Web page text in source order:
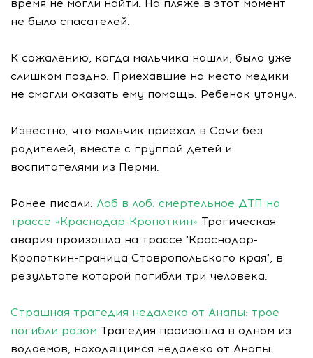
время не могли найти. На пляже в этот момент
не было спасателей.
К сожалению, когда мальчика нашли, было уже
слишком поздно. Приехавшие на место медики
не смогли оказать ему помощь. Ребенок утонул.
Известно, что мальчик приехал в Сочи без
родителей, вместе с группой детей и
воспитателями из Перми.
Ранее писали: Лоб в лоб: смертельное ДТП на
трассе «Краснодар-Кропоткин» Трагическая
авария произошла на трассе "Краснодар-
Кропоткин-граница Ставропольского края", в
результате которой погибли три человека.
Страшная трагедия недалеко от Анапы: трое
погибли разом Трагедия произошла в одном из
водоемов, находящимся недалеко от Анапы.